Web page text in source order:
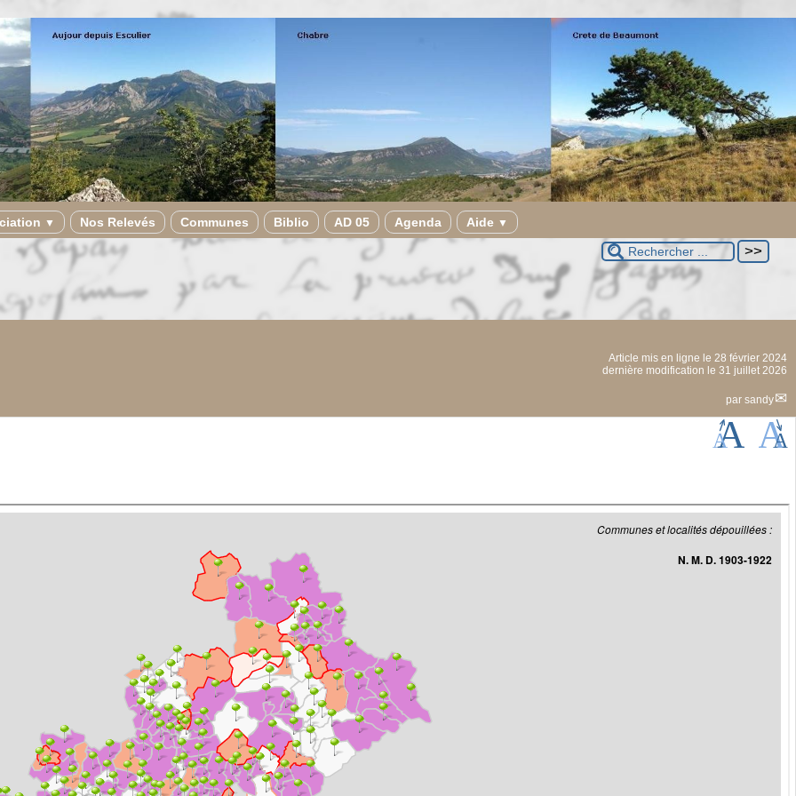
▼ Nos Relevés Communes Biblio AD 05 Agenda Aide ▼
Article mis en ligne le 28 février 2024
dernière modification le 31 juillet 2026
par sandy